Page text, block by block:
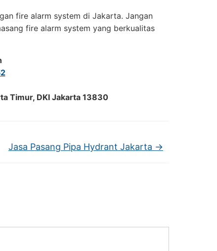
fire alarm system di Jakarta. Jangan
fire alarm system yang berkualitas
Timur, DKI Jakarta 13830
Jasa Pasang Pipa Hydrant Jakarta →